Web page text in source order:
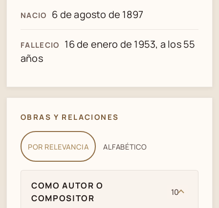
NACIO 6 de agosto de 1897
FALLECIO
16 de enero de 1953, a los 55
años
OBRAS Y RELACIONES
POR RELEVANCIA ALFABÉTICO
COMO AUTOR O
COMPOSITOR
10